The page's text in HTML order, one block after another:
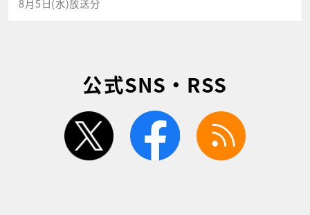
8月5日(水)放送分
公式SNS・RSS
twitter facebook